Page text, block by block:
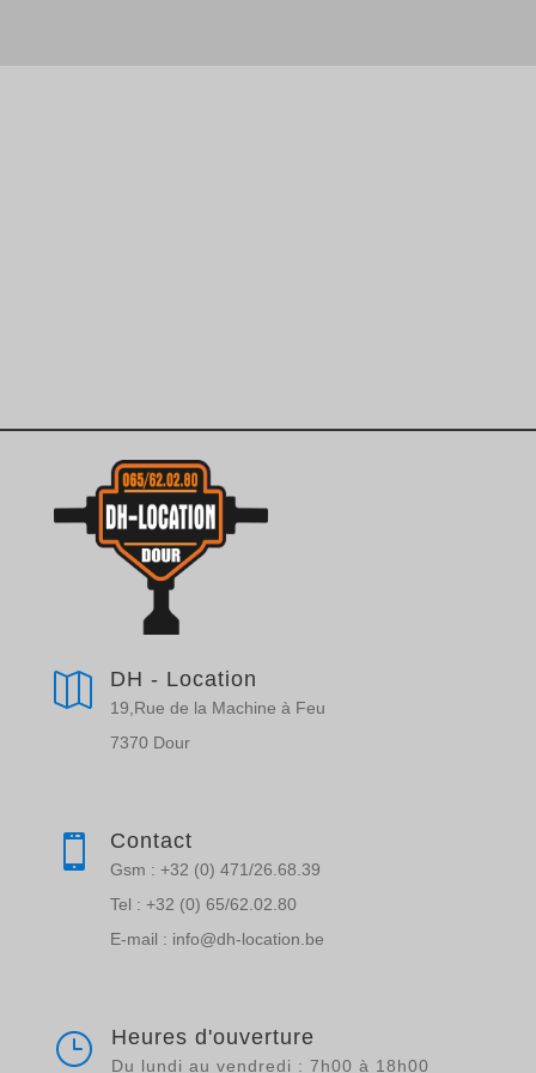
 DH - Location
19,Rue de la Machine à Feu
7370 Dour
 Contact
Gsm : +32 (0) 471/26.68.39
Tel : +32 (0) 65/62.02.80
E-mail : info@dh-location.be
} Heures d'ouverture
Du lundi au vendredi : 7h00 à 18h00